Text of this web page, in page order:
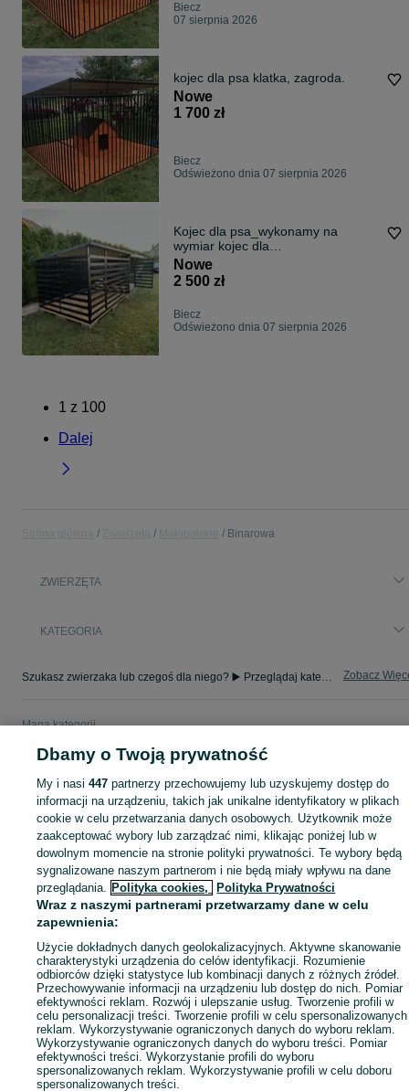
Biecz
07 sierpnia 2026
kojec dla psa klatka, zagroda.
Nowe
1 700 zł
Biecz
Odświeżono dnia 07 sierpnia 2026
Kojec dla psa_wykonamy na
wymiar kojec dla
psa_PRODUCENT!
Nowe
2 500 zł
Biecz
Odświeżono dnia 07 sierpnia 2026
1 z 100
Dalej
Binarowa
ZWIERZĘTA
KATEGORIA
Szukasz zwierzaka lub czegoś dla niego? ▶️ Przeglądaj kategorię Zwierzęta na OLX Binarowa i znajdź to, czego potrzebujesz w atrakcyjnych cenach! Zobacz
Mapa kategorii
Mapa miejscowości
Popularne wyszukiwania
Dbamy o Twoją prywatność
My i nasi447 partnerzy przechowujemy lub uzyskujemy dostęp do
informacji na urządzeniu, takich jak unikalne identyfikatory w plikach
cookie w celu przetwarzania danych osobowych. Użytkownik może
zaakceptować wybory lub zarządzać nimi, klikając poniżej lub w
dowolnym momencie na stronie polityki prywatności. Te wybory będą
sygnalizowane naszym partnerom i nie będą miały wpływu na dane
przeglądania. Polityka cookies, Polityka Prywatności
Wraz z naszymi partnerami przetwarzamy dane w celu
zapewnienia:
Użycie dokładnych danych geolokalizacyjnych. Aktywne skanowanie
charakterystyki urządzenia do celów identyfikacji. Rozumienie
odbiorców dzięki statystyce lub kombinacji danych z różnych źródeł.
Przechowywanie informacji na urządzeniu lub dostęp do nich. Pomiar
efektywności reklam. Rozwój i ulepszanie usług. Tworzenie profili w
celu personalizacji treści. Tworzenie profili w celu spersonalizowanych
reklam. Wykorzystywanie ograniczonych danych do wyboru reklam.
Wykorzystywanie ograniczonych danych do wyboru treści. Pomiar
efektywności treści. Wykorzystanie profili do wyboru
spersonalizowanych reklam. Wykorzystywanie profili w celu doboru
spersonalizowanych treści.